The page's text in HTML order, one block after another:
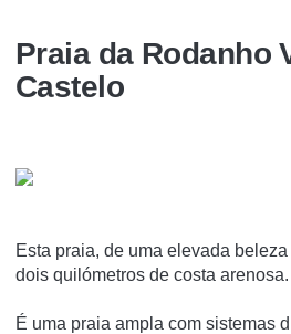
Praia da Rodanho
Castelo
Esta praia, de uma elevada
dois quilómetros de costa arenosa.
É uma praia ampla com sistemas